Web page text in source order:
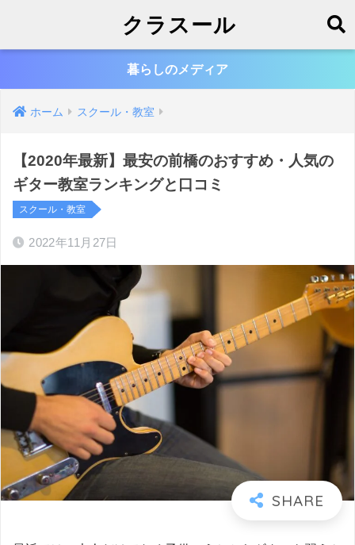
クラスール
暮らしのメディア
ホーム スクール・教室
【2020年最新】最安の前橋のおすすめ・人気の
ギター教室ランキングと口コミ
スクール・教室
2022年11月27日